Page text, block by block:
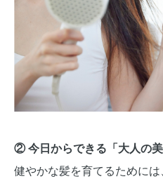
② 今日からできる「大人の美
健やかな髪を育てるために